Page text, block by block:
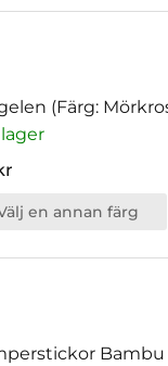
(Färg:
en annan färg
Bambu